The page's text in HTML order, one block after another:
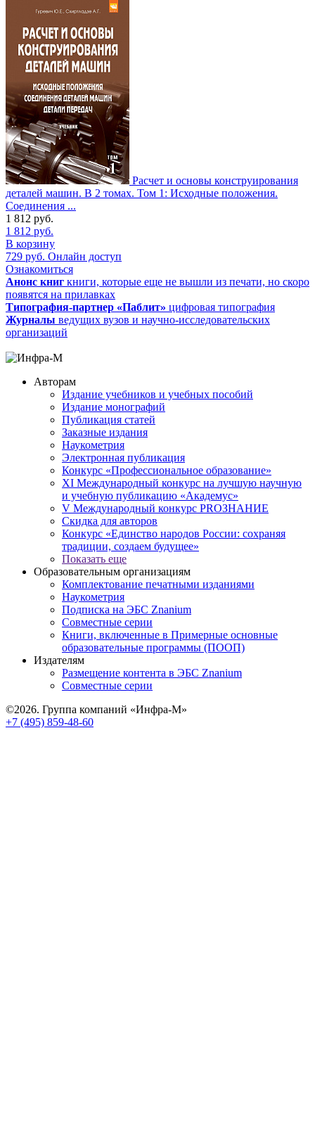
Расчет и основы конструирования
деталей машин. В 2 томах. Том 1: Исходные положения.
Соединения ...
1 812 руб.
1 812 руб.
В корзину
729 руб. Онлайн доступ
Ознакомиться
Анонс книг книги, которые еще не вышли из печати, но скоро
появятся на прилавках
Типография-партнер «Паблит» цифровая типография
Журналы ведущих вузов и научно-исследовательских
организаций
Авторам
Издание учебников и учебных пособий
Издание монографий
Публикация статей
Заказные издания
Наукометрия
Электронная публикация
Конкурс «Профессиональное образование»
XI Международный конкурс на лучшую научную
и учебную публикацию «Академус»
V Международный конкурс PROЗНАНИЕ
Скидка для авторов
Конкурс «Единство народов России: сохраняя
традиции, создаем будущее»
Показать еще
Образовательным организациям
Комплектование печатными изданиями
Наукометрия
Подписка на ЭБС Znanium
Совместные серии
Книги, включенные в Примерные основные
образовательные программы (ПООП)
Издателям
Размещение контента в ЭБС Znanium
Совместные серии
©2026. Группа компаний «Инфра-М»
+7 (495) 859-48-60